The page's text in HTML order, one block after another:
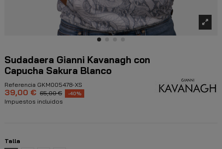
Sudadaera Gianni Kavanagh con
Capucha Sakura Blanco
Referencia GKM005478-XS
39,00 € 65,00 € -40%
Impuestos incluidos
Talla